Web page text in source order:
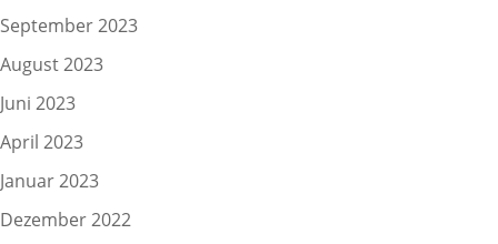
September 2023
August 2023
Juni 2023
April 2023
Januar 2023
Dezember 2022